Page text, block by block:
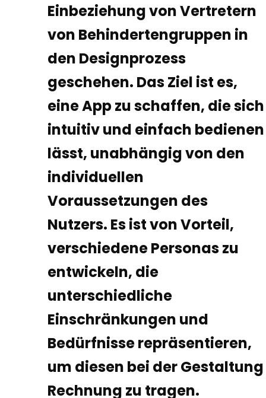
Einbeziehung von Vertretern
von Behindertengruppen in
den Designprozess
geschehen. Das Ziel ist es,
eine App zu schaffen, die sich
intuitiv und einfach bedienen
lässt, unabhängig von den
individuellen
Voraussetzungen des
Nutzers. Es ist von Vorteil,
verschiedene Personas zu
entwickeln, die
unterschiedliche
Einschränkungen und
Bedürfnisse repräsentieren,
um diesen bei der Gestaltung
Rechnung zu tragen.